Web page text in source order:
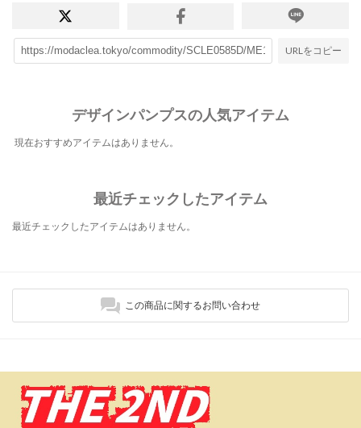
URLをコピー
デザインパンプスの人気アイテム
現在おすすめアイテムはありません。
最近チェックしたアイテム
最近チェックしたアイテムはありません。
この商品に関するお問い合わせ